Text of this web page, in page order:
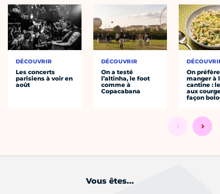
DÉCOUVRIR
Les concerts
parisiens à voir en
août
DÉCOUVRIR
On a testé
l’altinha, le foot
comme à
Copacabana
On préfère
manger à
cantine :
aux
façon
Vous êtes...